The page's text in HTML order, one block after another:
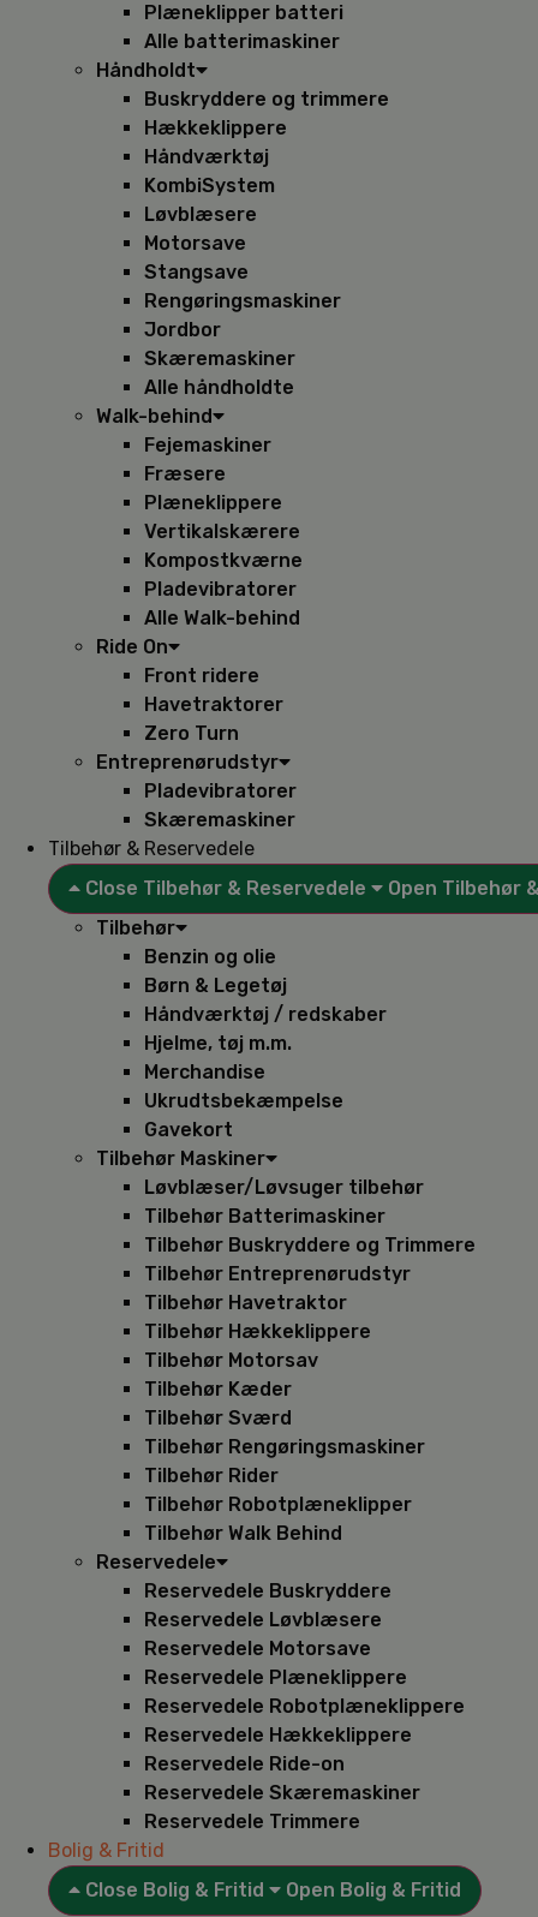
Plæneklipper batteri
Alle batterimaskiner
Håndholdt
Buskryddere og trimmere
Hækkeklippere
Håndværktøj
KombiSystem
Løvblæsere
Motorsave
Stangsave
Rengøringsmaskiner
Jordbor
Skæremaskiner
Alle håndholdte
Walk-behind
Fejemaskiner
Fræsere
Plæneklippere
Vertikalskærere
Kompostkværne
Pladevibratorer
Alle Walk-behind
Ride On
Front ridere
Havetraktorer
Zero Turn
Entreprenørudstyr
Pladevibratorer
Skæremaskiner
Tilbehør & Reservedele
Close Tilbehør & Reservedele
Open Tilbehør
Tilbehør
Benzin og olie
Børn & Legetøj
Håndværktøj / redskaber
Hjelme, tøj m.m.
Merchandise
Ukrudtsbekæmpelse
Gavekort
Tilbehør Maskiner
Løvblæser/Løvsuger tilbehør
Tilbehør Batterimaskiner
Tilbehør Buskryddere og Trimmere
Tilbehør Entreprenørudstyr
Tilbehør Havetraktor
Tilbehør Hækkeklippere
Tilbehør Motorsav
Tilbehør Kæder
Tilbehør Sværd
Tilbehør Rengøringsmaskiner
Tilbehør Rider
Tilbehør Robotplæneklipper
Tilbehør Walk Behind
Reservedele
Reservedele Buskryddere
Reservedele Løvblæsere
Reservedele Motorsave
Reservedele Plæneklippere
Reservedele Robotplæneklippere
Reservedele Hækkeklippere
Reservedele Ride-on
Reservedele Skæremaskiner
Reservedele Trimmere
Bolig & Fritid
Close Bolig & Fritid
Open Bolig & Fritid